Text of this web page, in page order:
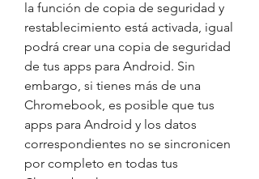
la función de copia de seguridad y
restablecimiento está activada, igual
podrá crear una copia de seguridad
de tus apps para Android. Sin
embargo, si tienes más de una
Chromebook, es posible que tus
apps para Android y los datos
correspondientes no se sincronicen
por completo en todas tus